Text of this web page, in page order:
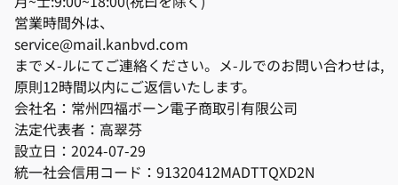
営業時間外は、
service@mail.kanbvd.com
までメ-ルにてご連絡ください。メ-ルでのお問い合わせは,
原則12時間以内にご返信いたします。
会社名：常州四福ボーン電子商取引有限公司
法定代表者：高翠芬
設立日：2024-07-29
統一社会信用コード：91320412MADTTQXD2N